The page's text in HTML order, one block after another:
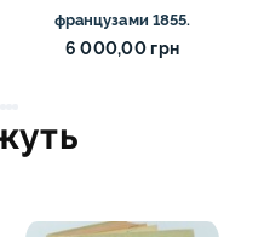
французами 1855.
6 000,00 грн